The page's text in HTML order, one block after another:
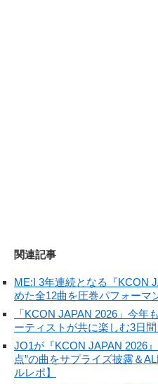
関連記事
ME:I 3年連続となる『KCON
めた全12曲を圧巻パフォーマ
「KCON JAPAN 2026」今年
ーティストが共に楽しむ3日間
JO1が『KCON JAPAN 2026
点”の曲をサプライズ披露＆
ルレポ】